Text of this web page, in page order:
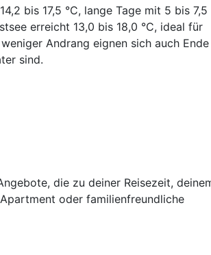
bis 17,5 °C, lange Tage mit 5 bis 7,5
erreicht 13,0 bis 18,0 °C, ideal für
Andrang eignen sich auch Ende
sind.
die zu deiner Reisezeit,
oder familienfreundliche